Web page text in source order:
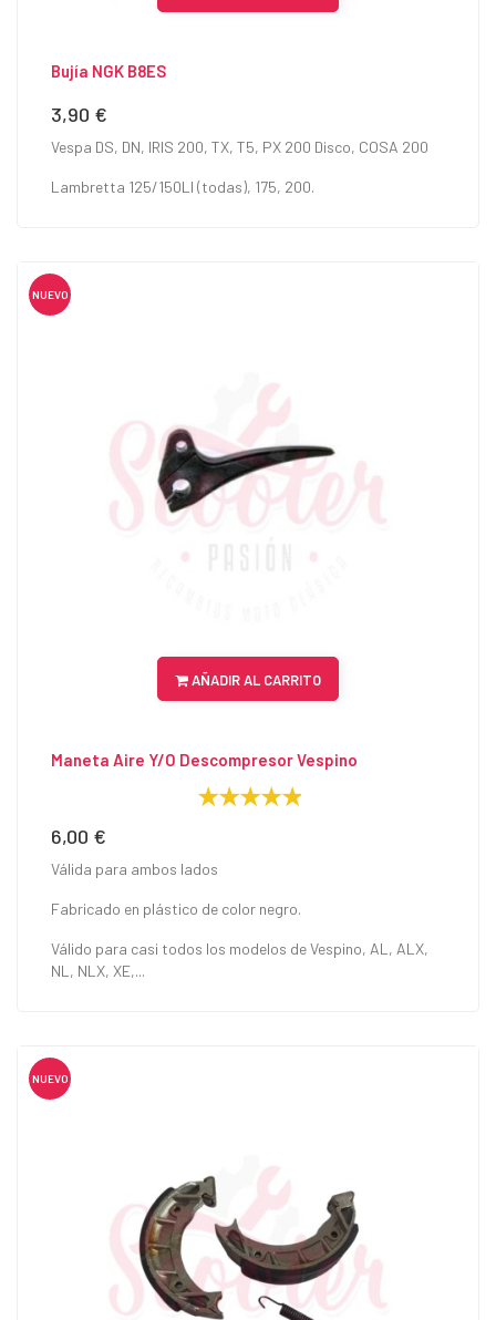
Bujía NGK B8ES
Precio
3,90 €
Vespa DS, DN, IRIS 200, TX, T5, PX 200 Disco, COSA 200
Lambretta 125/150LI (todas), 175, 200.
NUEVO
AÑADIR AL CARRITO
Maneta Aire Y/o Descompresor Vespino
Precio
6,00 €
Válida para ambos lados
Fabricado en plástico de color negro.
Válido para casi todos los modelos de Vespino, AL, ALX,
NL, NLX, XE,...
NUEVO